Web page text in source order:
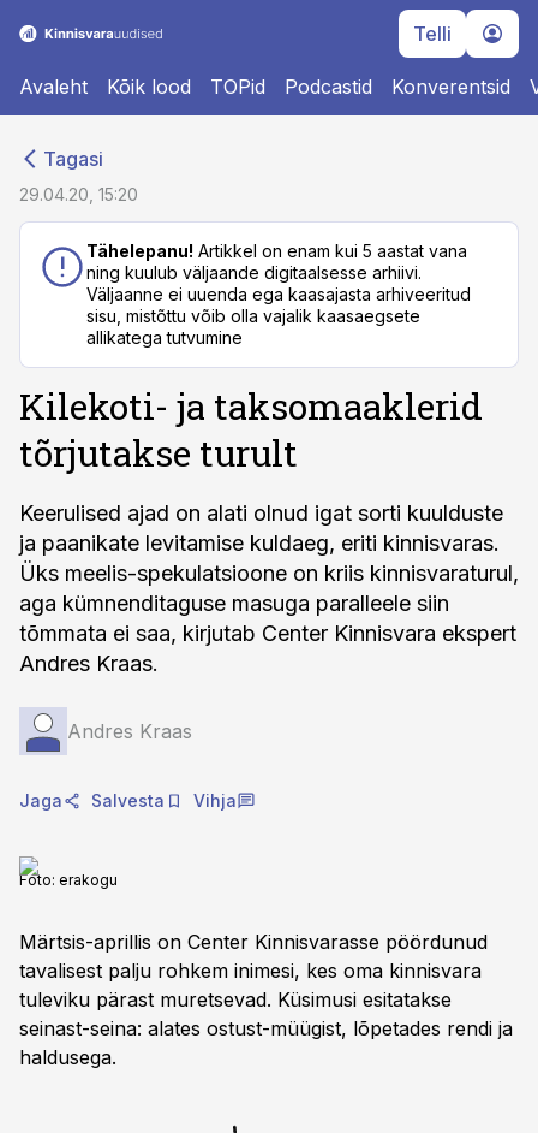
Telli
Avaleht Kõik lood TOPid Podcastid Konverentsid
Tagasi
29.04.20, 15:20
Tähelepanu! Artikkel on enam kui 5 aastat vana
ning kuulub väljaande digitaalsesse arhiivi.
Väljaanne ei uuenda ega kaasajasta arhiveeritud
sisu, mistõttu võib olla vajalik kaasaegsete
allikatega tutvumine
Kilekoti- ja taksomaaklerid
tõrjutakse turult
Keerulised ajad on alati olnud igat sorti kuulduste
ja paanikate levitamise kuldaeg, eriti kinnisvaras.
Üks meelis-spekulatsioone on kriis kinnisvaraturul,
aga kümnenditaguse masuga paralleele siin
tõmmata ei saa, kirjutab Center Kinnisvara ekspert
Andres Kraas.
Andres Kraas
Jaga Salvesta Vihja
Foto: erakogu
Märtsis-aprillis on Center Kinnisvarasse pöördunud
tavalisest palju rohkem inimesi, kes oma kinnisvara
tuleviku pärast muretsevad. Küsimusi esitatakse
seinast-seina: alates ostust-müügist, lõpetades rendi ja
haldusega.